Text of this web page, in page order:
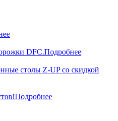
DFC.Подробнее
столы Z-UP со скидкой
Подробнее